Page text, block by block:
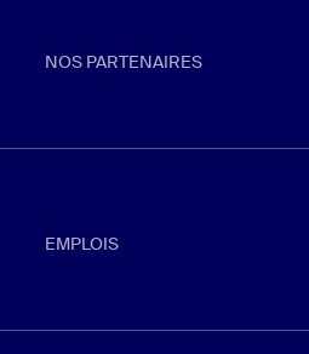
NOS PARTENAIRES
EMPLOIS